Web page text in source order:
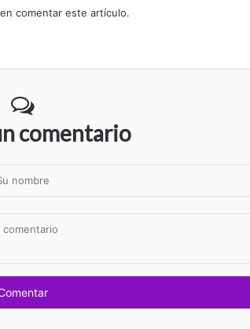
comentar este artículo.
comentario